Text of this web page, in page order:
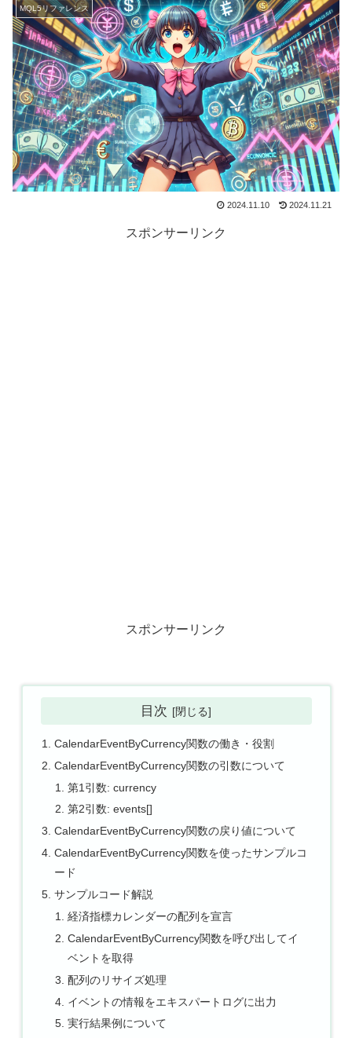
MQL5リファレンス
2024.11.10 2024.11.21
スポンサーリンク
スポンサーリンク
目次
CalendarEventByCurrency関数の働き・役割
CalendarEventByCurrency関数の引数について
第1引数: currency
第2引数: events[]
CalendarEventByCurrency関数の戻り値について
CalendarEventByCurrency関数を使ったサンプルコ
ード
サンプルコード解説
経済指標カレンダーの配列を宣言
CalendarEventByCurrency関数を呼び出してイ
ベントを取得
配列のリサイズ処理
イベントの情報をエキスパートログに出力
実行結果例について